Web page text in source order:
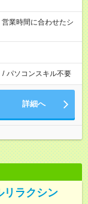
/ パソコンスキル不要
詳細へ
リラクシン